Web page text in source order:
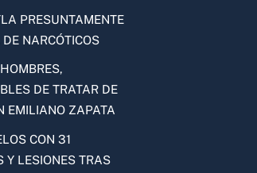
PRESUNTAMENTE
NARCÓTICOS
DE TRATAR DE
EMILIANO ZAPATA
CON 31
Y LESIONES TRAS